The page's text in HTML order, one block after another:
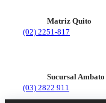
Matriz Quito
(02) 2251-817
Sucursal Ambato
(03) 2822 911